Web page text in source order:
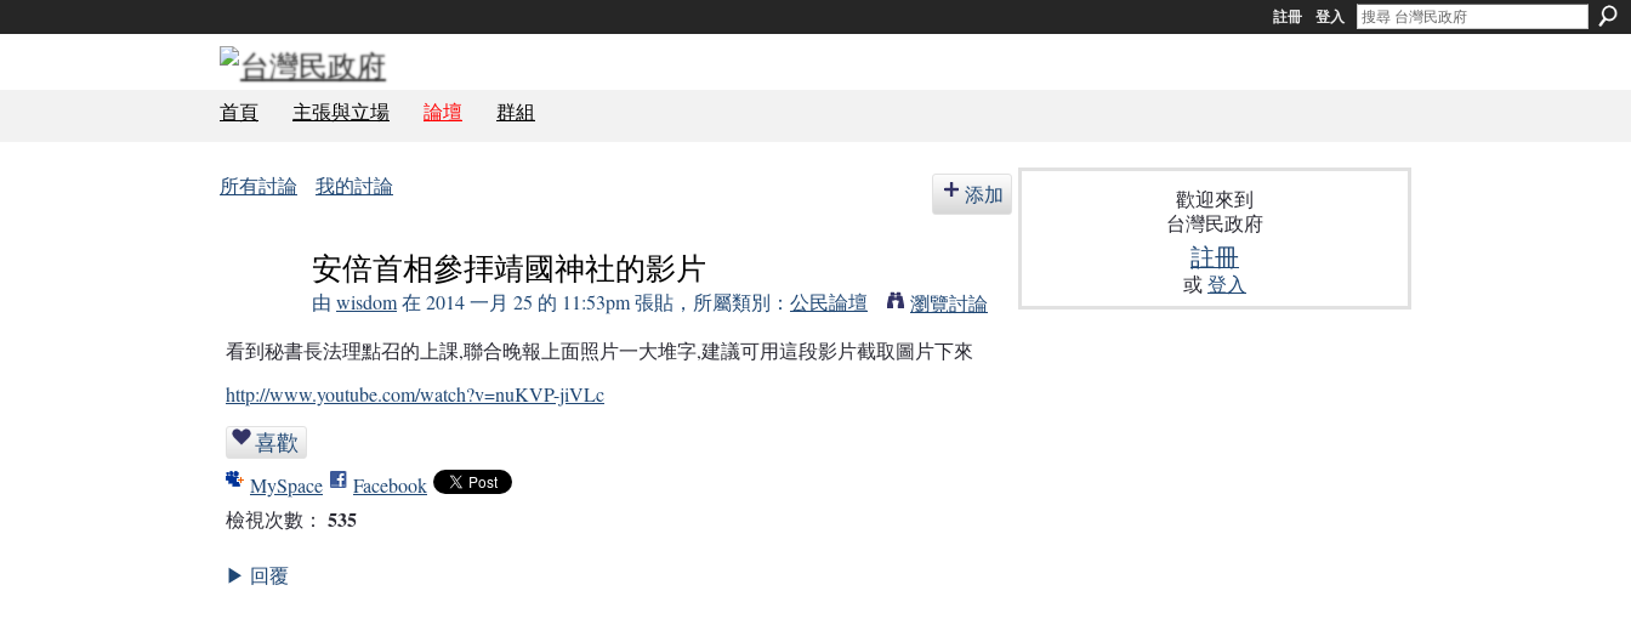
註冊 登入
首頁 主張與立場 論壇 群組
所有討論 我的討論 添加
安倍首相參拝靖國神社的影片
由 wisdom在 2014 一月 25 的 11:53pm 張貼，所屬類別： 公民論壇
瀏覽討論
看到秘書長法理點召的上課,聯合晚報上面照片一大堆字,建議可用這段影片截取圖片下來
http://www.youtube.com/watch?v=nuKVP-jiVLc
喜歡
MySpace
Facebook
檢視次數： 535
▶ 回覆
歡迎來到
台灣民政府
註冊
或登入